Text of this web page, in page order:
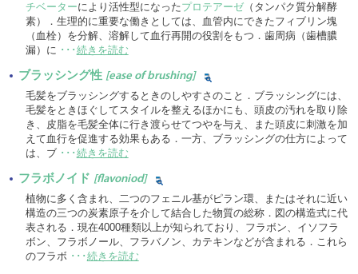
チベーターにより活性型になったプロテアーゼ（タンパク質分解酵
素）．生理的に重要な働きとしては、血管内にできたフィブリン塊
（血栓）を分解、溶解して血行再開の役割をもつ．歯周病（歯槽膿
漏）に ･･･ 続きを読む
ブラッシング性 [ease of brushing]
毛髪をブラッシングするときのしやすさのこと．ブラッシングには、
毛髪をときほぐしてスタイルを整えるほかにも、頭皮の汚れを取り除
き、皮脂を毛髪全体に行き渡らせてつやを与え、また頭皮に刺激を加
えて血行を促進する効果もある．一方、ブラッシングの仕方によって
は、ブ ･･･ 続きを読む
フラボノイド [flavoniod]
植物に多く含まれ、二つのフェニル基がピラン環、またはそれに近い
構造の三つの炭素原子を介して結合した物質の総称．図の構造式に代
表される．現在4000種類以上が知られており、フラボン、イソフラ
ボン、フラボノール、フラバノン、カテキンなどが含まれる．これら
のフラボ ･･･ 続きを読む